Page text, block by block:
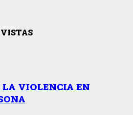
VIOLENCIA EN